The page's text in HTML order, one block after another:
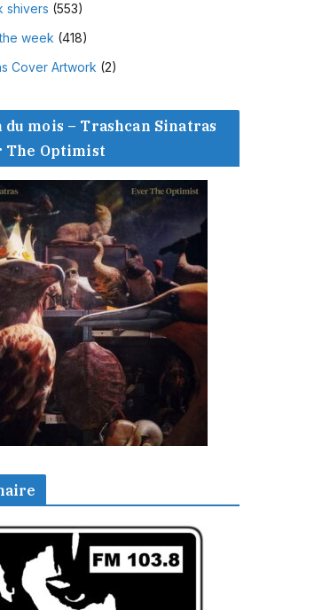
shivers (553)
week (418)
Cover Artwork (2)
du mois – Trashcan Sinatras
The Optimist